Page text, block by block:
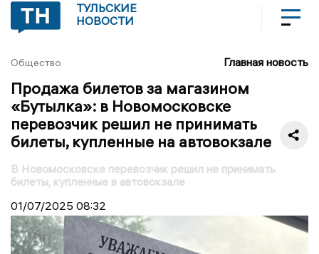
ТУЛЬСКИЕ
НОВОСТИ
Общество Главная новость
Продажа билетов за магазином
«Бутылка»: в Новомосковске
перевозчик решил не принимать
билеты, купленные на автовокзале
В Новомосковске перевозчик решил не принимать
билеты, купленные в автовокзале
01/07/2025 08:32